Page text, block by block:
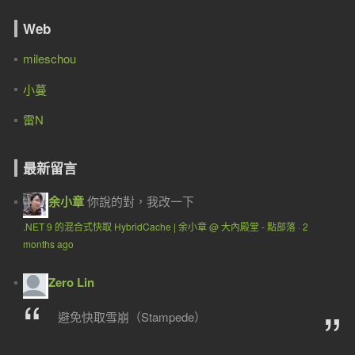
Web
mileschou
小蔓
雷N
最新留言
余小章你說的對，我改一下
.NET 9 的混合式快取 HybridCache | 余小章 @ 大內殿堂 - 點部落· 2
months ago
Zero Lin
避免快取雪崩（Stampede）